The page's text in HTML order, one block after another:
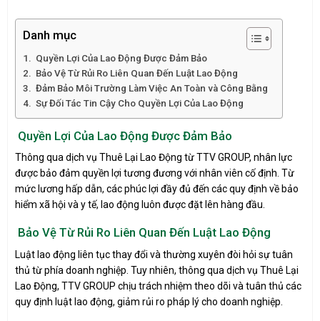
Danh mục
Quyền Lợi Của Lao Động Được Đảm Bảo
Bảo Vệ Từ Rủi Ro Liên Quan Đến Luật Lao Động
Đảm Bảo Môi Trường Làm Việc An Toàn và Công Bằng
Sự Đối Tác Tin Cậy Cho Quyền Lợi Của Lao Động
Quyền Lợi Của Lao Động Được Đảm Bảo
Thông qua dịch vụ Thuê Lại Lao Động từ TTV GROUP, nhân lực
được bảo đảm quyền lợi tương đương với nhân viên cố định. Từ
mức lương hấp dẫn, các phúc lợi đầy đủ đến các quy định về bảo
hiểm xã hội và y tế, lao động luôn được đặt lên hàng đầu.
Bảo Vệ Từ Rủi Ro Liên Quan Đến Luật Lao Động
Luật lao động liên tục thay đổi và thường xuyên đòi hỏi sự tuân
thủ từ phía doanh nghiệp. Tuy nhiên, thông qua dịch vụ Thuê Lại
Lao Động, TTV GROUP chịu trách nhiệm theo dõi và tuân thủ các
quy định luật lao động, giảm rủi ro pháp lý cho doanh nghiệp.